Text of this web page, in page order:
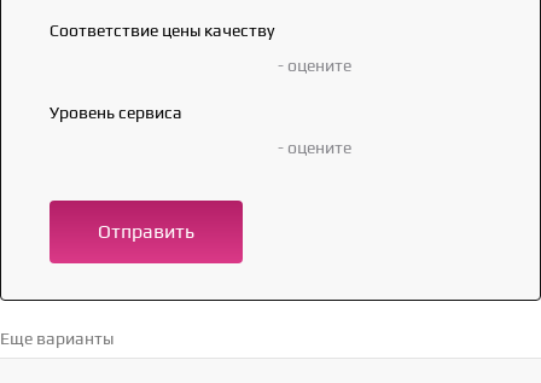
Соответствие цены качеству
- оцените
Уровень сервиса
- оцените
Отправить
Еще варианты